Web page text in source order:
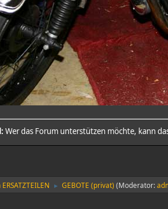
Wer das Forum unterstützen möchte, kann
► GEBOTE (privat) (Moderator: